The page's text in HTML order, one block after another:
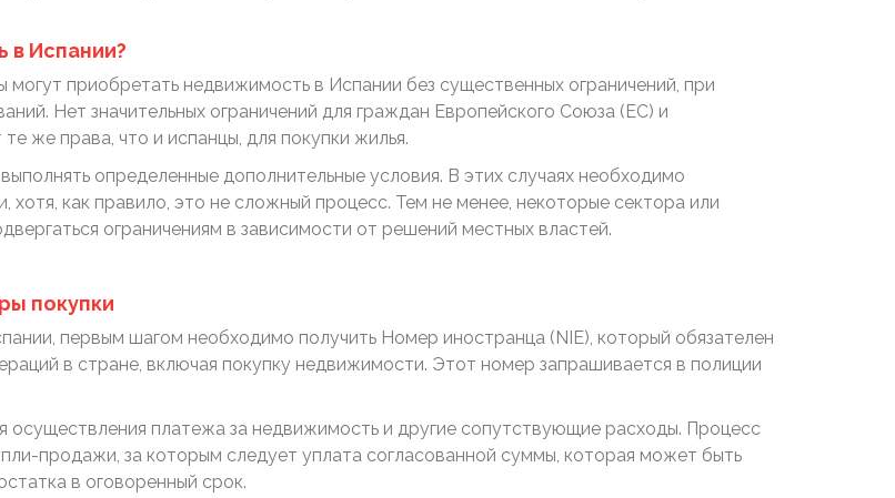
в Испании?
приобретать недвижимость в Испании без существенных ограничений, при
Нет значительных ограничений для граждан Европейского Союза (ЕС) и
же права, что и испанцы, для покупки жилья.
определенные дополнительные условия. В этих случаях необходимо
как правило, это не сложный процесс. Тем не менее, некоторые сектора или
ограничениям в зависимости от решений местных властей.
покупки
первым шагом необходимо получить Номер иностранца (NIE), который обязателен
в стране, включая покупку недвижимости. Этот номер запрашивается в полиции
осуществления платежа за недвижимость и другие сопутствующие расходы. Процесс
продажи, за которым следует уплата согласованной суммы, которая может быть
в оговоренный срок.